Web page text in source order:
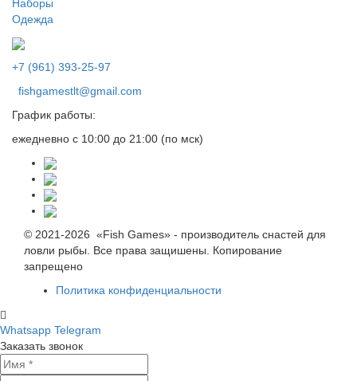
Наборы
Одежда
+7 (961) 393-25-97
fishgamestlt@gmail.com
График работы:
ежедневно с 10:00 до 21:00 (по мск)
© 2021-2026 «Fish Games» - производитель снастей для
ловли рыбы. Все права защишены. Копирование
запрещено
Политика конфиденциальности
Whatsapp Telegram
Заказать звонок